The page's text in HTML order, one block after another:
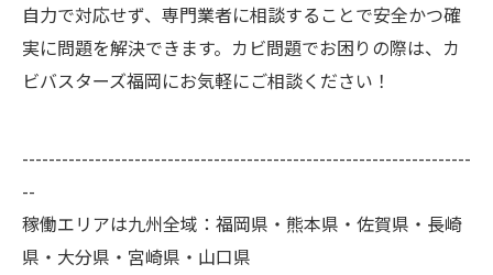
自力で対応せず、専門業者に相談することで安全かつ確
実に問題を解決できます。カビ問題でお困りの際は、カ
ビバスターズ福岡にお気軽にご相談ください！
--------------------------------------------------------------------
--
稼働エリアは九州全域：福岡県・熊本県・佐賀県・長崎
県・大分県・宮崎県・山口県